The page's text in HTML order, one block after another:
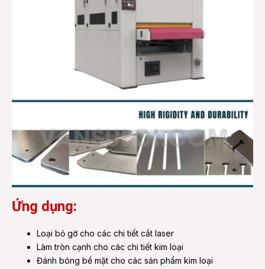
Ứng dụng:
Loại bỏ gờ cho các chi tiết cắt laser
Làm tròn cạnh cho các chi tiết kim loại
Đánh bóng bề mặt cho các sản phẩm kim loại